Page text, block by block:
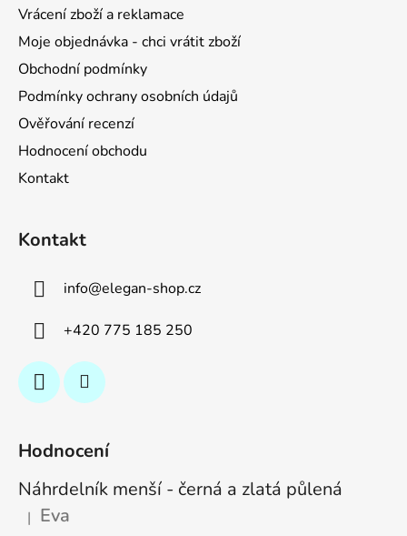
Vrácení zboží a reklamace
Moje objednávka - chci vrátit zboží
Obchodní podmínky
Podmínky ochrany osobních údajů
Ověřování recenzí
Hodnocení obchodu
Kontakt
Kontakt
info@elegan-shop.cz
+420 775 185 250
Hodnocení
Náhrdelník menší - černá a zlatá půlená
Hodnocení produktu je 5 z 5 hvězdiček.
| Eva